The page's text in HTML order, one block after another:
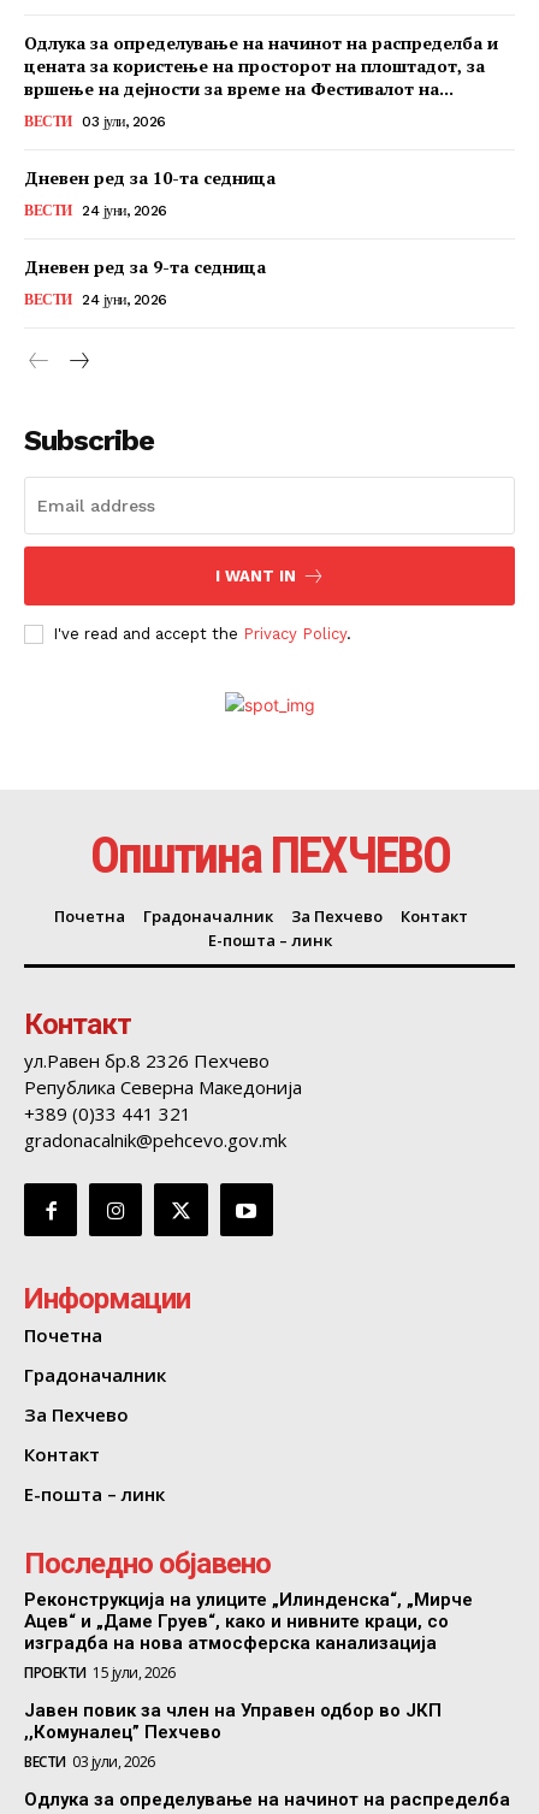
Одлука за определување на начинот на распределба и
цената за користење на просторот на плоштадот, за
вршење на дејности за време на Фестивалот на...
ВЕСТИ 03 јули, 2026
Дневен ред за 10-та седница
ВЕСТИ 24 јуни, 2026
Дневен ред за 9-та седница
ВЕСТИ 24 јуни, 2026
Subscribe
I WANT IN
I've read and accept the Privacy Policy.
Општина ПЕХЧЕВО
Почетна Градоначалник За Пехчево
Контакт
Е-пошта – линк
Контакт
ул.Равен бр.8 2326 Пехчево
Република Северна Македонија
+389 (0)33 441 321
gradonacalnik@pehcevo.gov.mk
Информации
Почетна
Градоначалник
За Пехчево
Контакт
Е-пошта – линк
Последно објавено
Реконструкција на улиците „Илинденска“, „Мирче
Ацев“ и „Даме Груев“, како и нивните краци, со
изградба на нова атмосферска канализација
ПРОЕКТИ 15 јули, 2026
Јавен повик за член на Управен одбор во ЈКП
,,Комуналец” Пехчево
ВЕСТИ 03 јули, 2026
Одлука за определување на начинот на распределба